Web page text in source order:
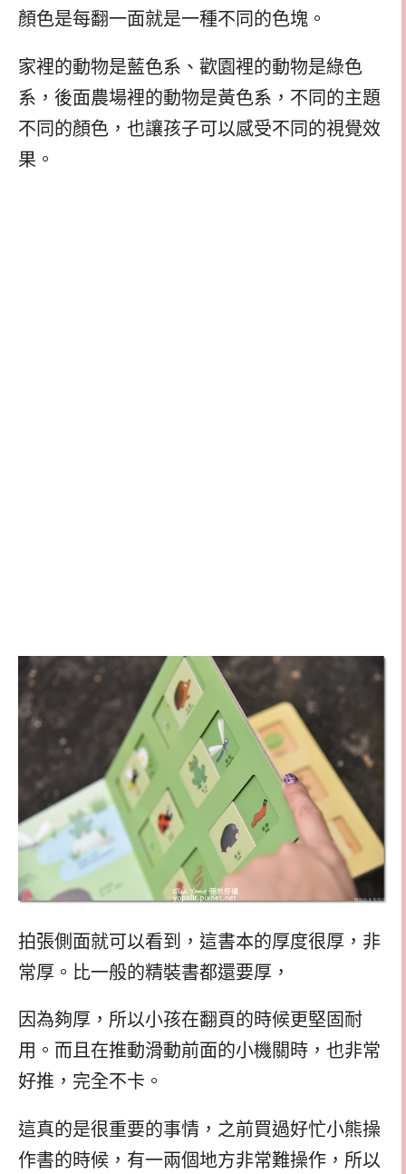
顏色是每翻一面就是一種不同的色塊。
家裡的動物是藍色系、歡園裡的動物是綠色
系，後面農場裡的動物是黃色系，不同的主題
不同的顏色，也讓孩子可以感受不同的視覺效
果。
拍張側面就可以看到，這書本的厚度很厚，非
常厚。比一般的精裝書都還要厚，
因為夠厚，所以小孩在翻頁的時候更堅固耐
用。而且在推動滑動前面的小機關時，也非常
好推，完全不卡。
這真的是很重要的事情，之前買過好忙小熊操
作書的時候，有一兩個地方非常難操作，所以